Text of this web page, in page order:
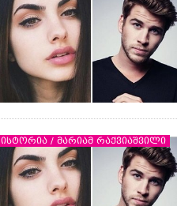
ისტორია / მარიამ რაქვიაშვილი